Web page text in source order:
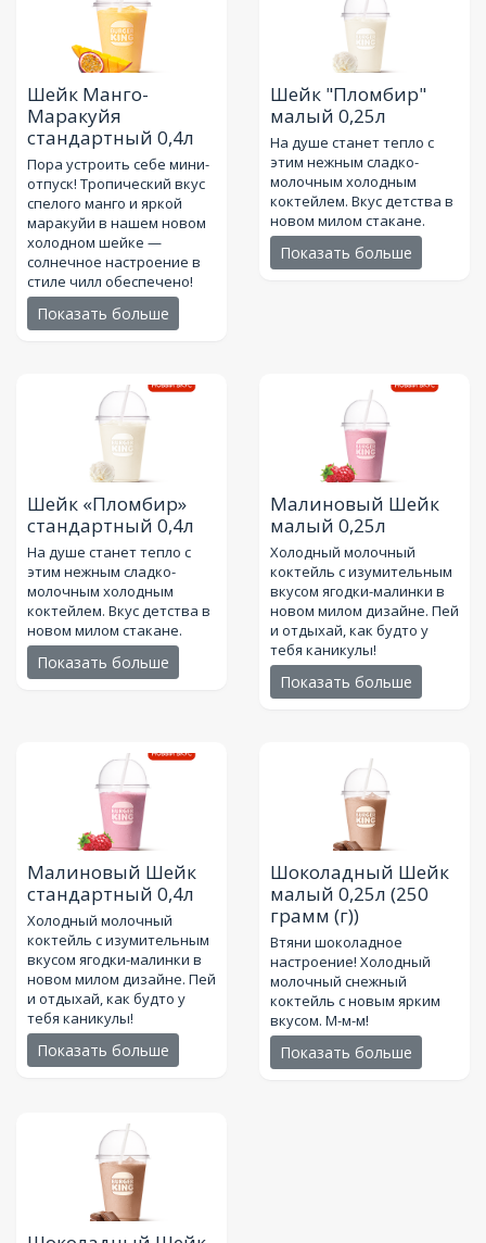
Шейк Манго-
Маракуйя
стандартный 0,4л
Пора устроить себе мини-
отпуск! Тропический вкус
спелого манго и яркой
маракуйи в нашем новом
холодном шейке —
солнечное настроение в
стиле чилл обеспечено!
Показать больше
Шейк "Пломбир"
малый 0,25л
На душе станет тепло с
этим нежным сладко-
молочным холодным
коктейлем. Вкус детства в
новом милом стакане.
Показать больше
Шейк «Пломбир»
стандартный 0,4л
На душе станет тепло с
этим нежным сладко-
молочным холодным
коктейлем. Вкус детства в
новом милом стакане.
Показать больше
Малиновый Шейк
малый 0,25л
Холодный молочный
коктейль с изумительным
вкусом ягодки-малинки в
новом милом дизайне. Пей
и отдыхай, как будто у
тебя каникулы!
Показать больше
Малиновый Шейк
стандартный 0,4л
Холодный молочный
коктейль с изумительным
вкусом ягодки-малинки в
новом милом дизайне. Пей
и отдыхай, как будто у
тебя каникулы!
Показать больше
Шоколадный Шейк
малый 0,25л (250
грамм (г))
Втяни шоколадное
настроение! Холодный
молочный снежный
коктейль с новым ярким
вкусом. М-м-м!
Показать больше